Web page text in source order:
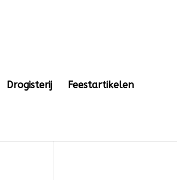
Drogisterij Feestartikelen